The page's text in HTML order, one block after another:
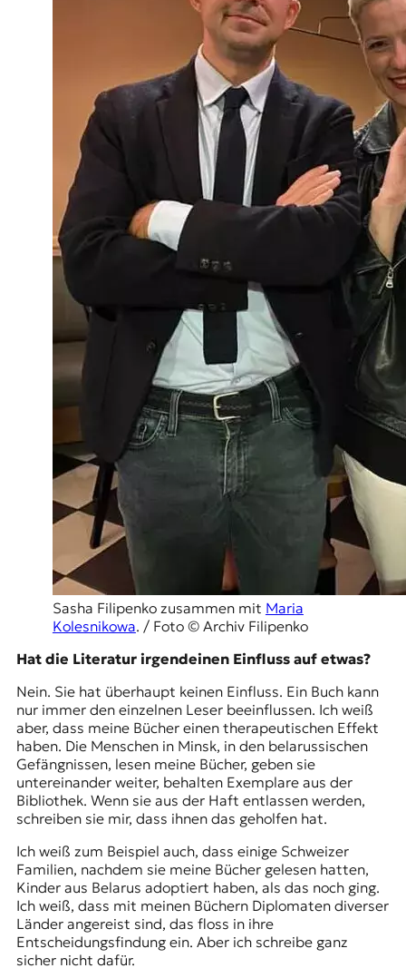
Sasha Filipenko zusammen mit Maria
Kolesnikowa. / Foto © Archiv Filipenko
Hat die Literatur irgendeinen Einfluss auf etwas?
Nein. Sie hat überhaupt keinen Einfluss. Ein Buch kann
nur immer den einzelnen Leser beeinflussen. Ich weiß
aber, dass meine Bücher einen therapeutischen Effekt
haben. Die Menschen in Minsk, in den belarussischen
Gefängnissen, lesen meine Bücher, geben sie
untereinander weiter, behalten Exemplare aus der
Bibliothek. Wenn sie aus der Haft entlassen werden,
schreiben sie mir, dass ihnen das geholfen hat.
Ich weiß zum Beispiel auch, dass einige Schweizer
Familien, nachdem sie meine Bücher gelesen hatten,
Kinder aus Belarus adoptiert haben, als das noch ging.
Ich weiß, dass mit meinen Büchern Diplomaten diverser
Länder angereist sind, das floss in ihre
Entscheidungsfindung ein. Aber ich schreibe ganz
sicher nicht dafür.